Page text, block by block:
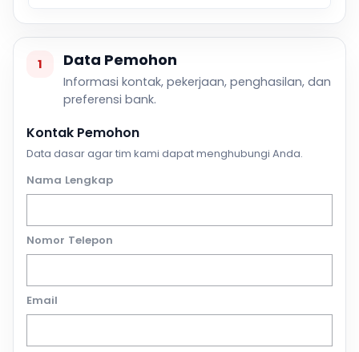
1 Data Pemohon
Informasi kontak, pekerjaan, penghasilan, dan
preferensi bank.
Kontak Pemohon
Data dasar agar tim kami dapat menghubungi Anda.
Nama Lengkap
Nomor Telepon
Email